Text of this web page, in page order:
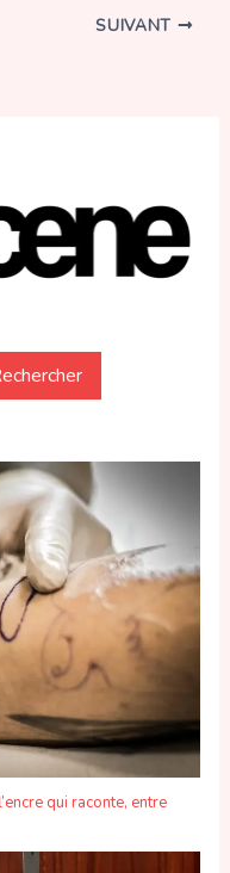
SUIVANT
qui raconte, entre